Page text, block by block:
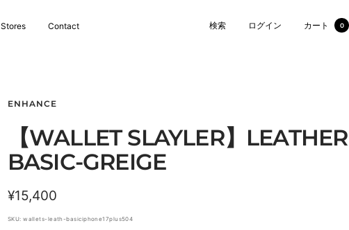
Stores Contact 検索 ログイン カート 0
ENHANCE
【WALLET SLAYLER】LEATHER
BASIC-GREIGE
セ
ー
¥15,400
SKU:wallets-leath-basiciphone17plus504